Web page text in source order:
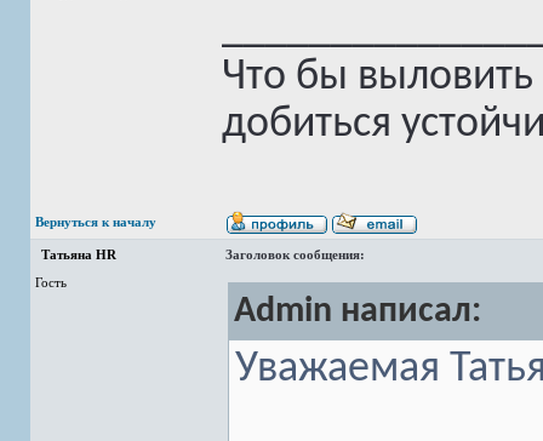
Что бы
добиться
Вернуться к началу
Татьяна HR
Заголовок сообщения:
Гость
Admin написал:
Уважаемая